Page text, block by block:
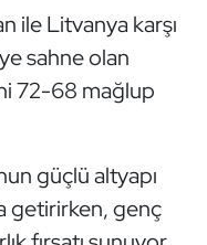
ile Litvanya karşı
sahne olan
72-68 mağlup
güçlü altyapı
getirirken, genç